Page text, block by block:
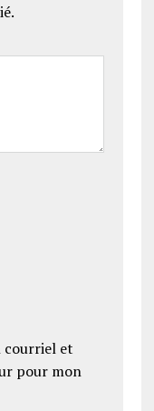
courriel et
pour mon